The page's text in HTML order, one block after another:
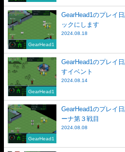
GearHead1
GearHead1のプレイ
ックにします
2024.08.18
GearHead1
GearHead1のプレイ
すイベント
2024.08.14
GearHead1
GearHead1のプレイ
ーナ第３戦目
2024.08.08